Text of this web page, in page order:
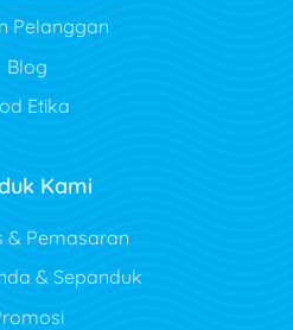
Pelanggan
Blog
Etika
Kami
& Pemasaran
& Sepanduk